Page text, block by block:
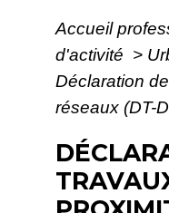
Accueil
d'activité >
Déclaration
réseaux (DT-